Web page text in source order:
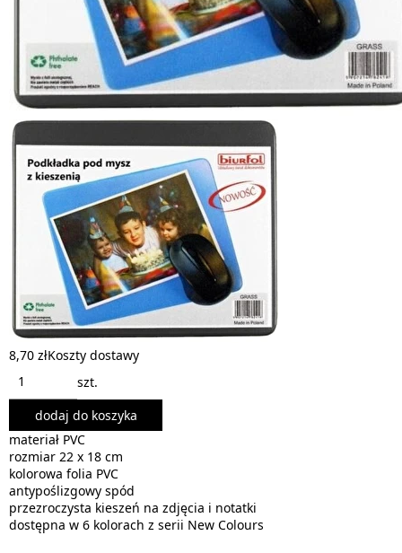
8,70 złKoszty dostawy
szt.
dodaj do koszyka
materiał PVC
rozmiar 22 x 18 cm
kolorowa folia PVC
antypoślizgowy spód
przezroczysta kieszeń na zdjęcia i notatki
dostępna w 6 kolorach z serii New Colours